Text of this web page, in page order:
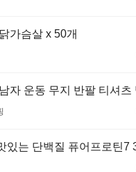
가슴살 x 50개
자 운동 무지 반팔 티셔츠
있는 단백질 퓨어프로틴7